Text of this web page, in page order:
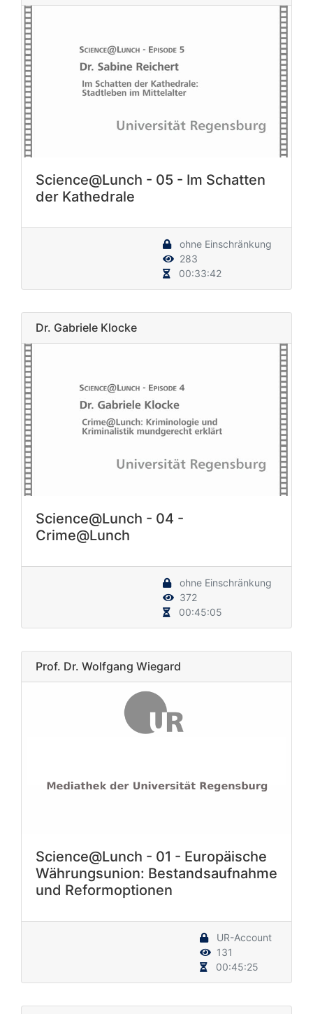
Science@Lunch - 05 - Im Schatten
der Kathedrale
ohne Einschränkung
283
00:33:42
Dr. Gabriele Klocke
Science@Lunch - 04 -
Crime@Lunch
ohne Einschränkung
372
00:45:05
Prof. Dr. Wolfgang Wiegard
Science@Lunch - 01 - Europäische
Währungsunion: Bestandsaufnahme
und Reformoptionen
UR-Account
131
00:45:25